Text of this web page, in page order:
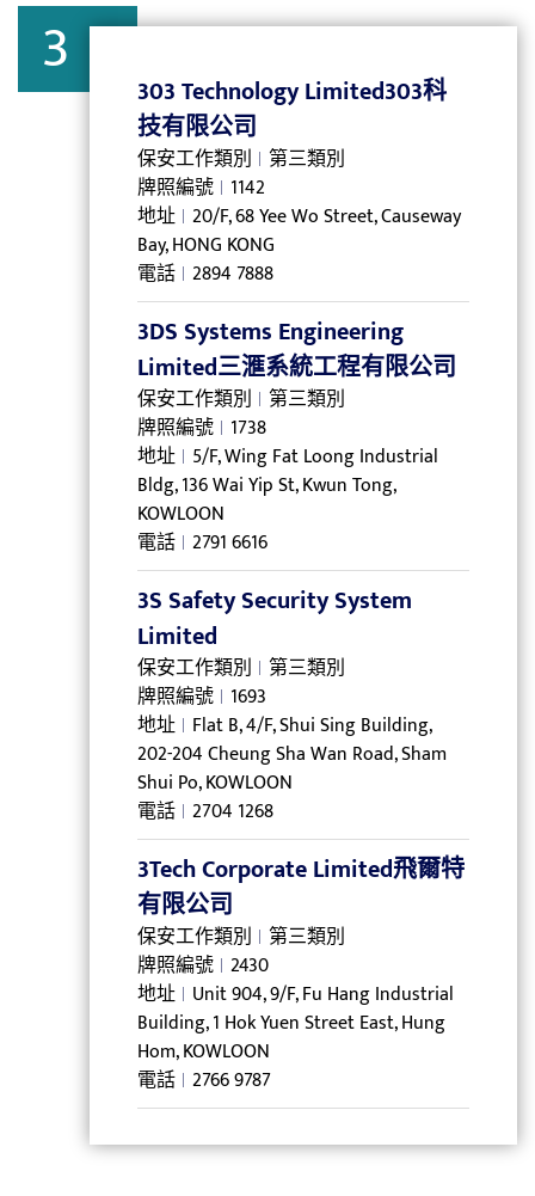
3
303 Technology Limited303科
技有限公司
保安工作類別 第三類別
牌照編號 1142
地址 20/F, 68 Yee Wo Street, Causeway
Bay, HONG KONG
電話 2894 7888
3DS Systems Engineering
Limited三滙系統工程有限公司
保安工作類別 第三類別
牌照編號 1738
地址 5/F, Wing Fat Loong Industrial
Bldg, 136 Wai Yip St, Kwun Tong,
KOWLOON
電話 2791 6616
3S Safety Security System
Limited
保安工作類別 第三類別
牌照編號 1693
地址 Flat B, 4/F, Shui Sing Building,
202-204 Cheung Sha Wan Road, Sham
Shui Po, KOWLOON
電話 2704 1268
3Tech Corporate Limited飛爾特
有限公司
保安工作類別 第三類別
牌照編號 2430
地址 Unit 904, 9/F, Fu Hang Industrial
Building, 1 Hok Yuen Street East, Hung
Hom, KOWLOON
電話 2766 9787